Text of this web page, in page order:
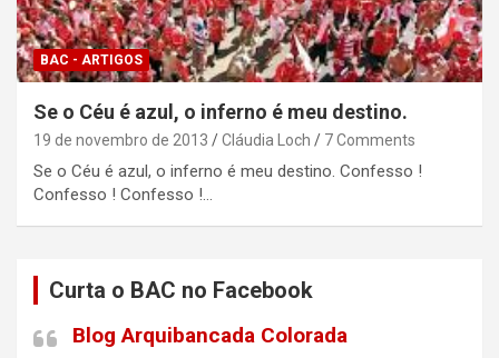
BAC - ARTIGOS
Se o Céu é azul, o inferno é meu destino.
19 de novembro de 2013 Cláudia Loch 7 Comments
Se o Céu é azul, o inferno é meu destino. Confesso !
Confesso ! Confesso !…
Curta o BAC no Facebook
Blog Arquibancada Colorada